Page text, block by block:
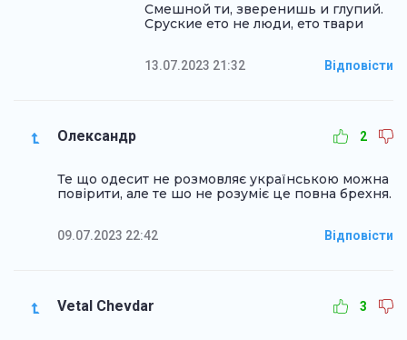
Смешной ти, зверенишь и глупий.
Сруские ето не люди, ето твари
13.07.2023 21:32 Відповісти
Олександр 2
Те що одесит не розмовляє українською можна
повірити, але те шо не розуміє це повна брехня.
09.07.2023 22:42 Відповісти
Vetal Chevdar 3